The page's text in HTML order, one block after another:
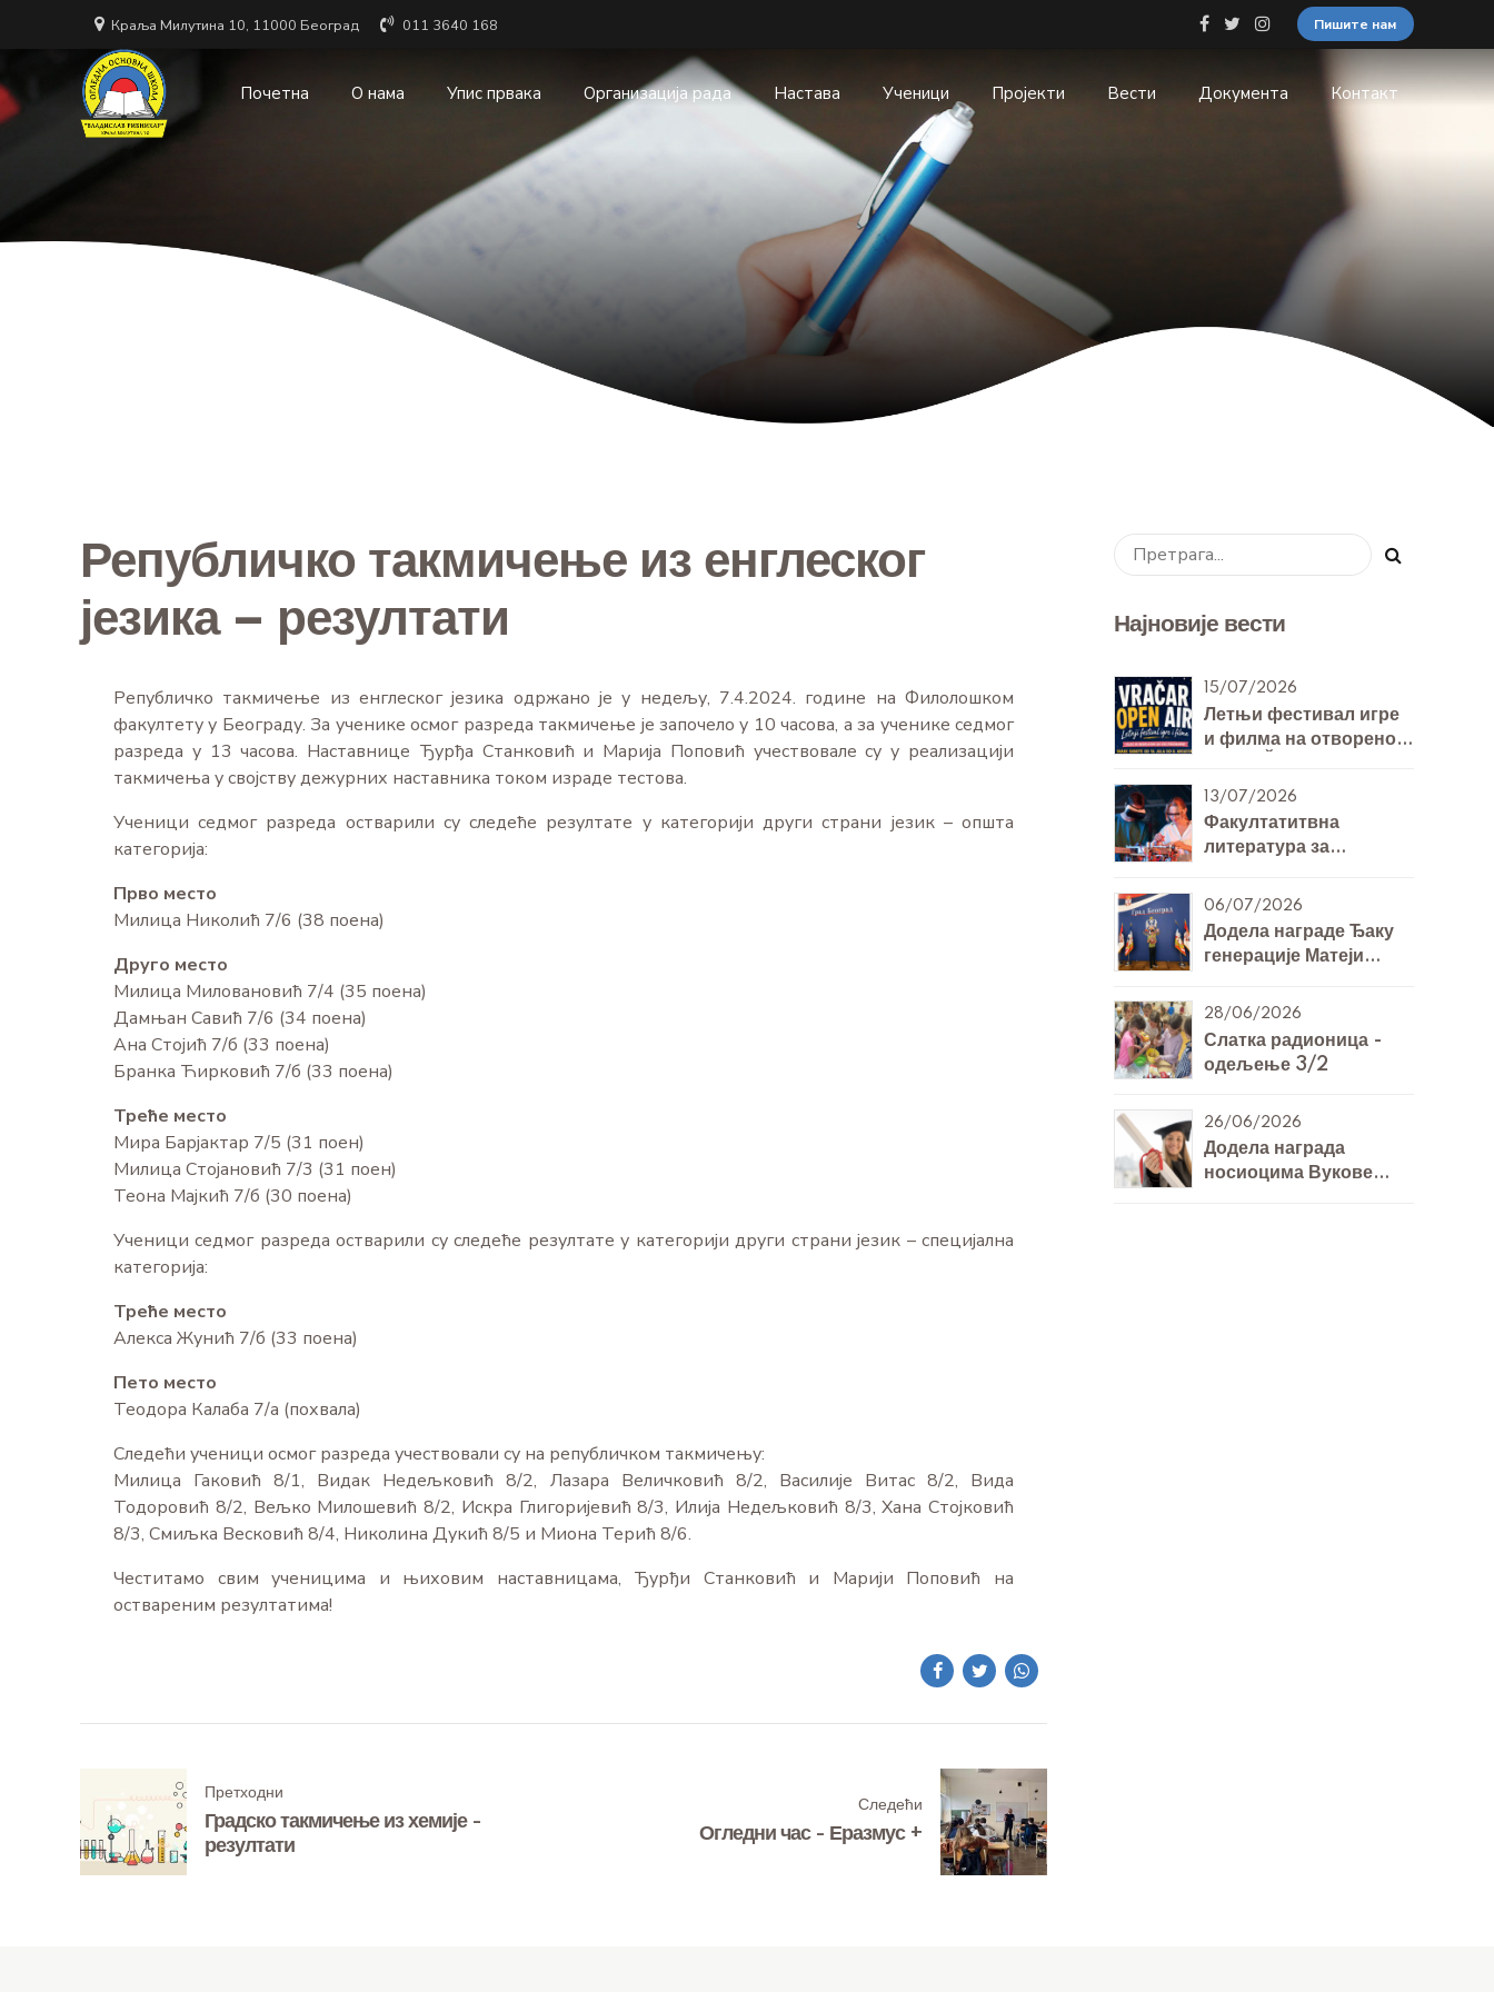
Краља Милутина 10, 11000 Београд 011 3640 168 Пишите нам
Почетна О нама Упис првака Организација рада Настава Ученици Пројекти Вести Документа Контакт
Републичко такмичење из енглеског
језика – резултати
Републичко такмичење из енглеског језика одржано је у недељу, 7.4.2024. године на Филолошком
факултету у Београду. За ученике осмог разреда такмичење је започело у 10 часова, а за ученике седмог
разреда у 13 часова. Наставнице Ђурђа Станковић и Марија Поповић учествовале су у реализацији
такмичења у својству дежурних наставника током израде тестова.
Ученици седмог разреда остварили су следеће резултате у категорији други страни језик – општа
категорија:
Прво место
Милица Николић 7/6 (38 поена)
Друго место
Милица Миловановић 7/4 (35 поена)
Дамњан Савић 7/6 (34 поена)
Ана Стојић 7/б (33 поена)
Бранка Ћирковић 7/б (33 поена)
Треће место
Мира Барјактар 7/5 (31 поен)
Милица Стојановић 7/3 (31 поен)
Теона Мајкић 7/б (30 поена)
Ученици седмог разреда остварили су следеће резултате у категорији други страни језик – специјална
категорија:
Треће место
Алекса Жунић 7/б (33 поена)
Пето место
Теодора Калаба 7/а (похвала)
Следећи ученици осмог разреда учествовали су на републичком такмичењу:
Милица Гаковић 8/1, Видак Недељковић 8/2, Лазара Величковић 8/2, Василије Витас 8/2, Вида
Тодоровић 8/2, Вељко Милошевић 8/2, Искра Глигоријевић 8/3, Илија Недељковић 8/3, Хана Стојковић
8/3, Смиљка Весковић 8/4, Николина Дукић 8/5 и Миона Терић 8/6.
Честитамо свим ученицима и њиховим наставницама, Ђурђи Станковић и Марији Поповић на
оствареним резултатима!
Претходни
Градско такмичење из хемије -
резултати
Следећи
Огледни час - Еразмус +
Најновије вести
15/07/2026
Летњи фестивал игре
и филма на отвореном
13/07/2026
Факултатитвна
литература за
7. и 8. разреда за
Технику и технологију
06/07/2026
Додела награде Ђаку
генерације Матеји
28/06/2026
Слатка радионица -
одељење 3/2
26/06/2026
Додела награда
носиоцима Вукове